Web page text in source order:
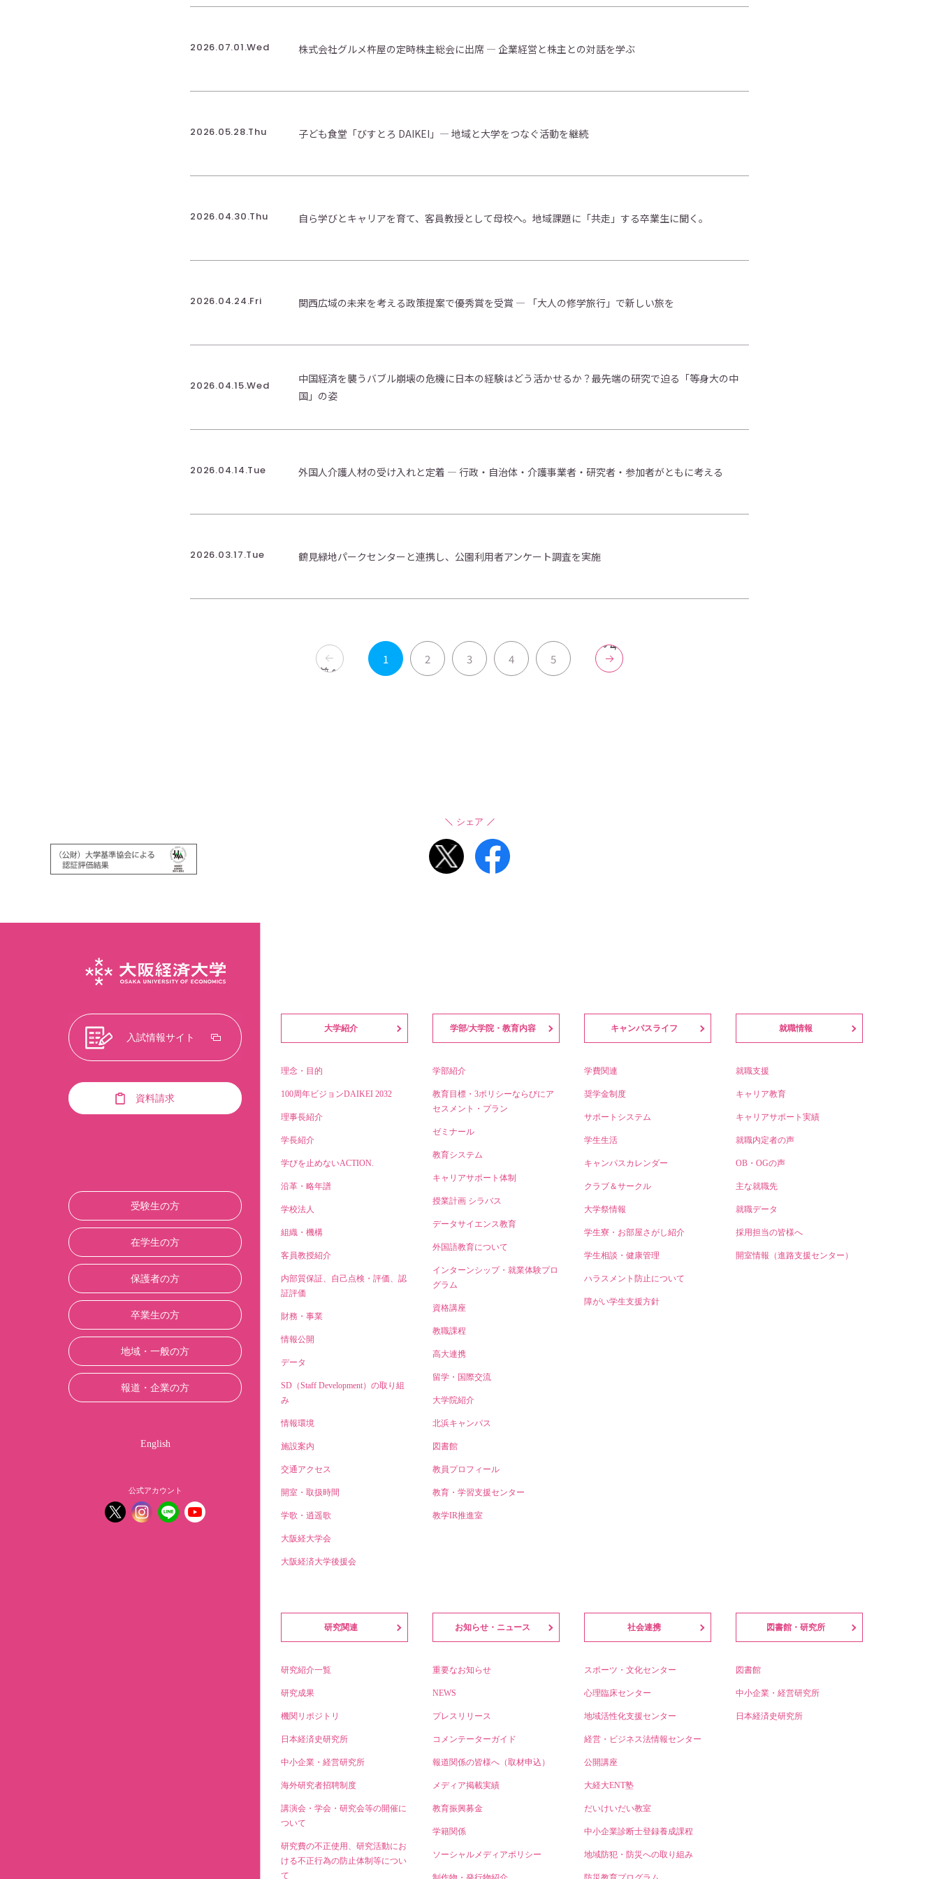
2026.07.01.Wed 株式会社グルメ杵屋の定時株主総会に出席 ― 企業経営と株主との対話を学ぶ
2026.05.28.Thu 子ども食堂「びすとろ DAIKEI」― 地域と大学をつなぐ活動を継続
2026.04.30.Thu 自ら学びとキャリアを育て、客員教授として母校へ。地域課題に「共走」する卒業生に聞く。
2026.04.24.Fri 関西広域の未来を考える政策提案で優秀賞を受賞 ― 「大人の修学旅行」で新しい旅を
2026.04.15.Wed
中国経済を襲うバブル崩壊の危機に日本の経験はどう活かせるか？最先端の研究で迫る「等身大の中
国」の姿
2026.04.14.Tue 外国人介護人材の受け入れと定着 ― 行政・自治体・介護事業者・研究者・参加者がともに考える
2026.03.17.Tue 鶴見緑地パークセンターと連携し、公園利用者アンケート調査を実施
前へ
1 2 3 4 5
次へ
シェア
入試情報サイト
資料請求
受験生の方
在学生の方
保護者の方
卒業生の方
地域・一般の方
報道・企業の方
English
公式アカウント
大学紹介
理念・目的
100周年ビジョンDAIKEI 2032
理事長紹介
学長紹介
学びを止めないACTION.
沿革・略年譜
学校法人
組織・機構
客員教授紹介
内部質保証、自己点検・評価、認
証評価
財務・事業
情報公開
データ
SD（Staff Development）の取り組
み
情報環境
施設案内
交通アクセス
開室・取扱時間
学歌・逍遥歌
大阪経大学会
大阪経済大学後援会
学部/大学院・教育内容
学部紹介
教育目標・3ポリシーならびにア
セスメント・プラン
ゼミナール
教育システム
キャリアサポート体制
授業計画 シラバス
データサイエンス教育
外国語教育について
インターンシップ・就業体験プロ
グラム
資格講座
教職課程
高大連携
留学・国際交流
大学院紹介
北浜キャンパス
図書館
教員プロフィール
教育・学習支援センター
教学IR推進室
キャンパスライフ
学費関連
奨学金制度
サポートシステム
学生生活
キャンパスカレンダー
クラブ＆サークル
大学祭情報
学生寮・お部屋さがし紹介
学生相談・健康管理
ハラスメント防止について
障がい学生支援方針
就職情報
就職支援
キャリア教育
キャリアサポート実績
就職内定者の声
OB・OGの声
主な就職先
就職データ
採用担当の皆様へ
開室情報（進路支援センター）
研究関連
研究紹介一覧
研究成果
機関リポジトリ
日本経済史研究所
中小企業・経営研究所
海外研究者招聘制度
講演会・学会・研究会等の開催に
ついて
研究費の不正使用、研究活動にお
ける不正行為の防止体制等につい
て
お知らせ・ニュース
重要なお知らせ
NEWS
プレスリリース
コメンテーターガイド
報道関係の皆様へ（取材申込）
メディア掲載実績
教育振興募金
学籍関係
ソーシャルメディアポリシー
社会連携
スポーツ・文化センター
心理臨床センター
地域活性化支援センター
経営・ビジネス法情報センター
公開講座
大経大ENT塾
だいけいだい教室
中小企業診断士登録養成課程
地域防犯・防災への取り組み
図書館・研究所
図書館
中小企業・経営研究所
日本経済史研究所